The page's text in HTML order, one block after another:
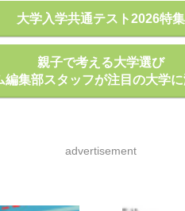
大学入学共通テスト2026特集
親子で考える大学選び
編集部スタッフが注目の大学に
advertisement